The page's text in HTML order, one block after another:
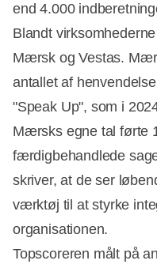
end 4.000
Blandt
Mærsk og Vestas.
antallet af
"Speak Up", som i
Mærsks egne tal førte
færdigbehandlede
skriver, at de ser
værktøj til at styrke
organisationen.
Topscoreren målt på